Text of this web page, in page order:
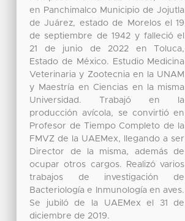
en Panchimalco Municipio de Jojutla
de Juárez, estado de Morelos el 19
de septiembre de 1942 y falleció el
21 de junio de 2022 en Toluca,
Estado de México. Estudio Medicina
Veterinaria y Zootecnia en la UNAM
y Maestría en Ciencias en la misma
Universidad. Trabajó en la
producción avícola, se convirtió en
Profesor de Tiempo Completo de la
FMVZ de la UAEMex, llegando a ser
Director de la misma, además de
ocupar otros cargos. Realizó varios
trabajos de investigación de
Bacteriología e Inmunología en aves.
Se jubiló de la UAEMex el 31 de
diciembre de 2019.